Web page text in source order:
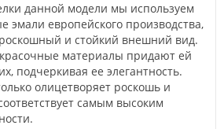
данной модели мы используем
эмали европейского производства,
и стойкий внешний вид.
материалы придают ей
подчеркивая ее элегантность.
олицетворяет роскошь и
самым высоким